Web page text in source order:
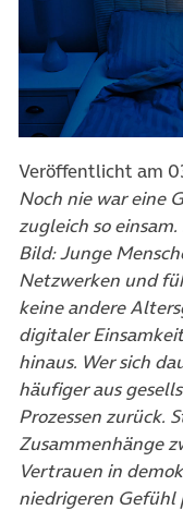
Veröffentlicht am
Noch nie war eine
zugleich so
Bild: Junge
Netzwerken und
keine andere
digitaler
hinaus. Wer sich
häufiger aus
Prozessen zurück.
Zusammenhänge
Vertrauen in
niedrigeren Gefühl